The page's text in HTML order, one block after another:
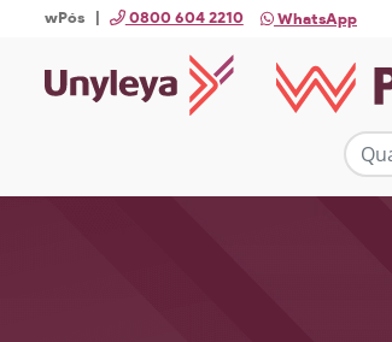
wPós | 0800 604 2210 WhatsApp